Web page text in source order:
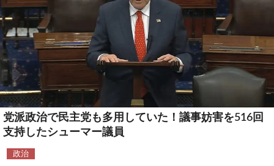
東京発
党派政治で民主党も多用していた！議事妨害を516回
支持したシューマー議員
政治